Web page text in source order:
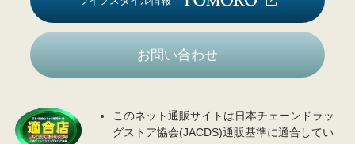
お問い合わせ
このネット通販サイトは日本チェーンドラッ
グストア協会(JACDS)通販基準に適合してい